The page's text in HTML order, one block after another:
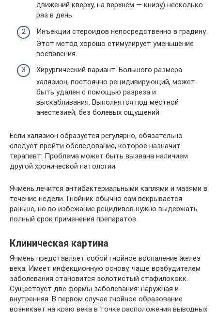
движений кверху, на верхнем — книзу) несколько
раз в день.
Инъекции стероидов непосредственно в градину.
Этот метод хорошо стимулирует уменьшение
воспаления.
Хирургический вариант. Большого размера
халязион, постоянно рецидивирующий, может
быть удален с помощью разреза и
выскабливания. Выполнятся под местной
анестезией, без болевых ощущений.
Если халязион образуется регулярно, обязательно
следует пройти обследование, которое назначит
терапевт. Проблема может быть вызвана наличием
другой хронической патологии.
Ячмень лечится антибактериальными каплями и мазями в
течение недели. Гнойник обычно сам вскрывается
раньше, но во избежание рецидивов нужно выдержать
полный срок применения препаратов.
Клиническая картина
Ячмень представляет собой гнойное воспаление желез
века. Имеет инфекционную основу, чаще возбудителем
заболевания становится золотистый стафилококк.
Существует две формы заболевания: наружная и
внутренняя. В первом случае гнойное образование
возникает на краю века в точке расположения выводных